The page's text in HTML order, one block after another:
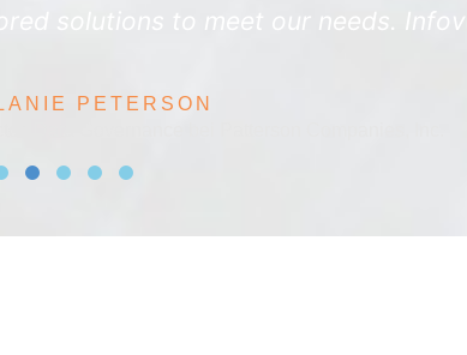
is more than just a vendor; they are